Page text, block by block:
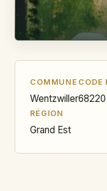
COMMUNE
Wentzwiller
CODE
68220
RÉGION
Grand Est